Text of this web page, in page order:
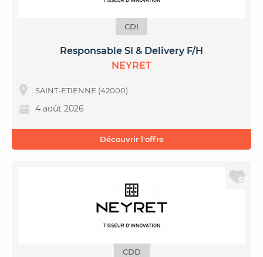
CDI
Responsable SI & Delivery F/H
NEYRET
SAINT-ETIENNE (42000)
4 août 2026
Découvrir l'offre
CDD